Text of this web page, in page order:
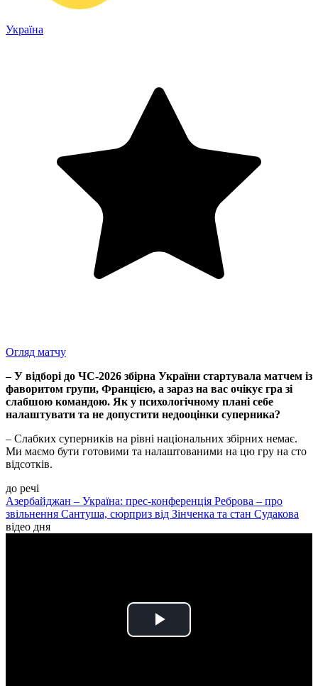
Україна
Огляд матчу
– У відборі до ЧС-2026 збірна України стартувала матчем із
фаворитом групи, Францією, а зараз на вас очікує гра зі
слабшою командою. Як у психологічному плані себе
налаштувати та не допустити недооцінки суперника?
– Слабких суперників на рівні національних збірних немає.
Ми маємо бути готовими та налаштованими на цю гру на сто
відсотків.
до речі
Азербайджан – Україна: прес-конференція Реброва – про
звільнення Сантуша, сюрприз від Зінченка та стан Судакова
відео дня
Play